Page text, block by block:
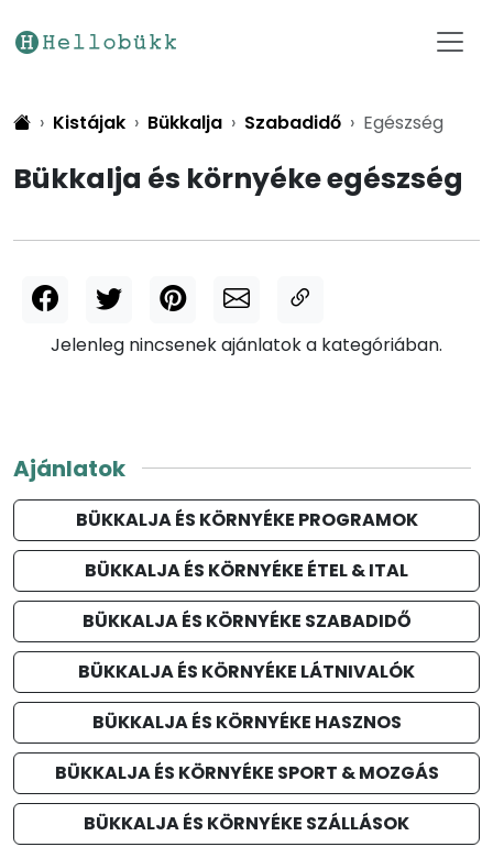
Kistájak Bükkalja Szabadidő Egészség
Bükkalja és környéke egészség
Jelenleg nincsenek ajánlatok a kategóriában.
Ajánlatok
BÜKKALJA ÉS KÖRNYÉKE PROGRAMOK
BÜKKALJA ÉS KÖRNYÉKE ÉTEL & ITAL
BÜKKALJA ÉS KÖRNYÉKE SZABADIDŐ
BÜKKALJA ÉS KÖRNYÉKE LÁTNIVALÓK
BÜKKALJA ÉS KÖRNYÉKE HASZNOS
BÜKKALJA ÉS KÖRNYÉKE SPORT & MOZGÁS
BÜKKALJA ÉS KÖRNYÉKE SZÁLLÁSOK